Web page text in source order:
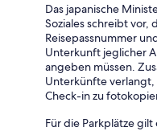
Das japanische
Soziales schreibt vor,
Reisepassnummer
Unterkunft jeglicher
angeben müssen.
Unterkünfte verlangt,
Check-in zu
Für die Parkplätze